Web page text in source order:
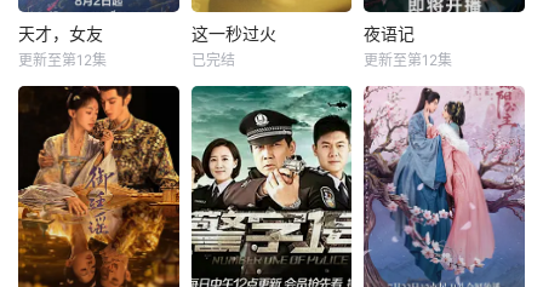
天才，女友
更新至第12集
这一秒过火
已完结
夜语记
更新至第12集